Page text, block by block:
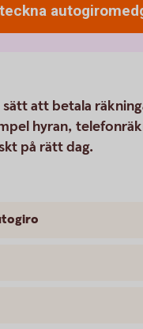
att betala
hyran,
på rätt dag.